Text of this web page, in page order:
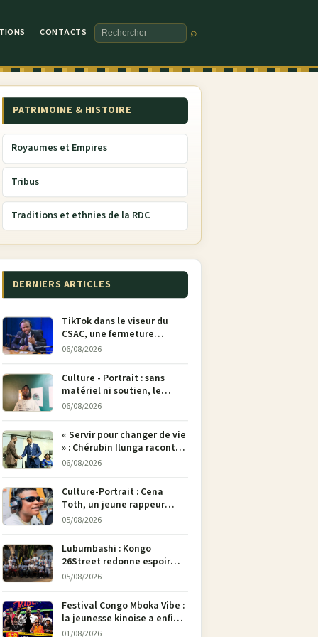
CONTACTS
Rechercher
⌕
PATRIMOINE & HISTOIRE
Royaumes et Empires
Tribus
Traditions et ethnies de la RDC
DERNIERS ARTICLES
TikTok dans le viseur du
CSAC, une fermeture
envisagée pour contrer la
06/08/2026
Culture - Portrait : sans
matériel ni soutien, le
dessinateur Justin
son crayon
06/08/2026
« Servir pour changer de vie
» : Chérubin Ilunga raconte
le parcours du député
Tshimbu en 137 pages
06/08/2026
Culture-Portrait : Cena
Toth, un jeune rappeur
déterminé à faire entendre
05/08/2026
Lubumbashi : Kongo
26Street redonne espoir
aux enfants de la rue par
05/08/2026
Festival Congo Mboka Vibe :
la jeunesse kinoise a enfin
sa plateforme de culture
01/08/2026